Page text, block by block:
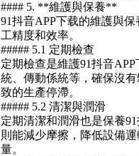
#### 5. **維護與保養**
91抖音APP下载的維護與
工精度和效率。
##### 5.1 定期檢查
定期檢查是維護91抖音
統、傳動係統等，確保沒
致的生產停滯。
##### 5.2 清潔與潤滑
定期清潔和潤滑也是保養
則能減少摩擦，降低設備
量。